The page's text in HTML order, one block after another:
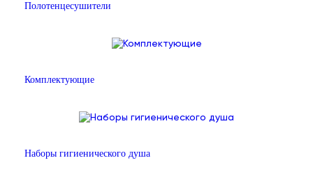
Полотенцесушители
Комплектующие
Наборы гигиенического душа